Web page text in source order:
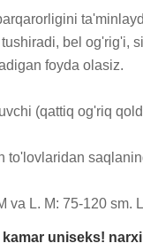
bel og'rig'i,
foyda olasiz.
va L. M: 75-120 sm.
uniseks!